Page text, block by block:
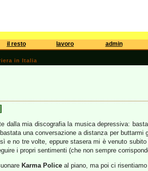
il resto lavoro admin
in Italia
dalla mia discografia la musica depressiva: basta
una conversazione a distanza per
e no tre volte, eppure stasera mi è venuto
i propri sentimenti (che non sempre
Karma Policeal piano, ma poi ci